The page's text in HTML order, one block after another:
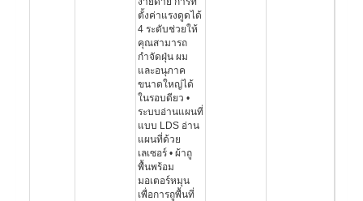
ตั้งค่าแรงดูดได้
4 ระดับช่วยให้
คุณสามารถ
กำจัดฝุ่น ผม
และอนุภาค
ขนาดใหญ่ได้
ในรอบดียว •
ระบบอ่านแผนที่
แบบ LDS อ่าน
แผนที่ด้วย
เลเซอร์ • ผ้าถู
พื้นพร้อม
มอเตอร์หมุน
เพื่อการถูพื้นที่